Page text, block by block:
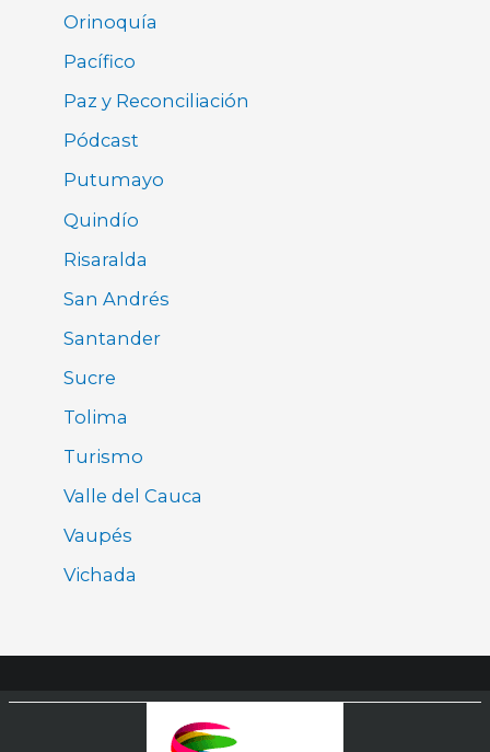
Orinoquía
Pacífico
Paz y Reconciliación
Pódcast
Putumayo
Quindío
Risaralda
San Andrés
Santander
Sucre
Tolima
Turismo
Valle del Cauca
Vaupés
Vichada